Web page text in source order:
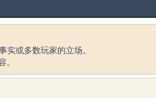
实或多数玩家的立场。
。